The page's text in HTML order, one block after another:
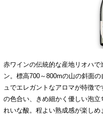
赤ワインの伝統的な産地リオハ
ン。標高700～800mの山の斜面
ュでエレガントなアロマが特徴
の色合い、きめ細かく優しい泡
れいな酸。程よい熟成感が楽しめ